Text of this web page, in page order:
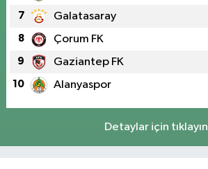
7 Galatasaray
8 Çorum FK
9 Gaziantep FK
10 Alanyaspor
Detaylar için tıklayın